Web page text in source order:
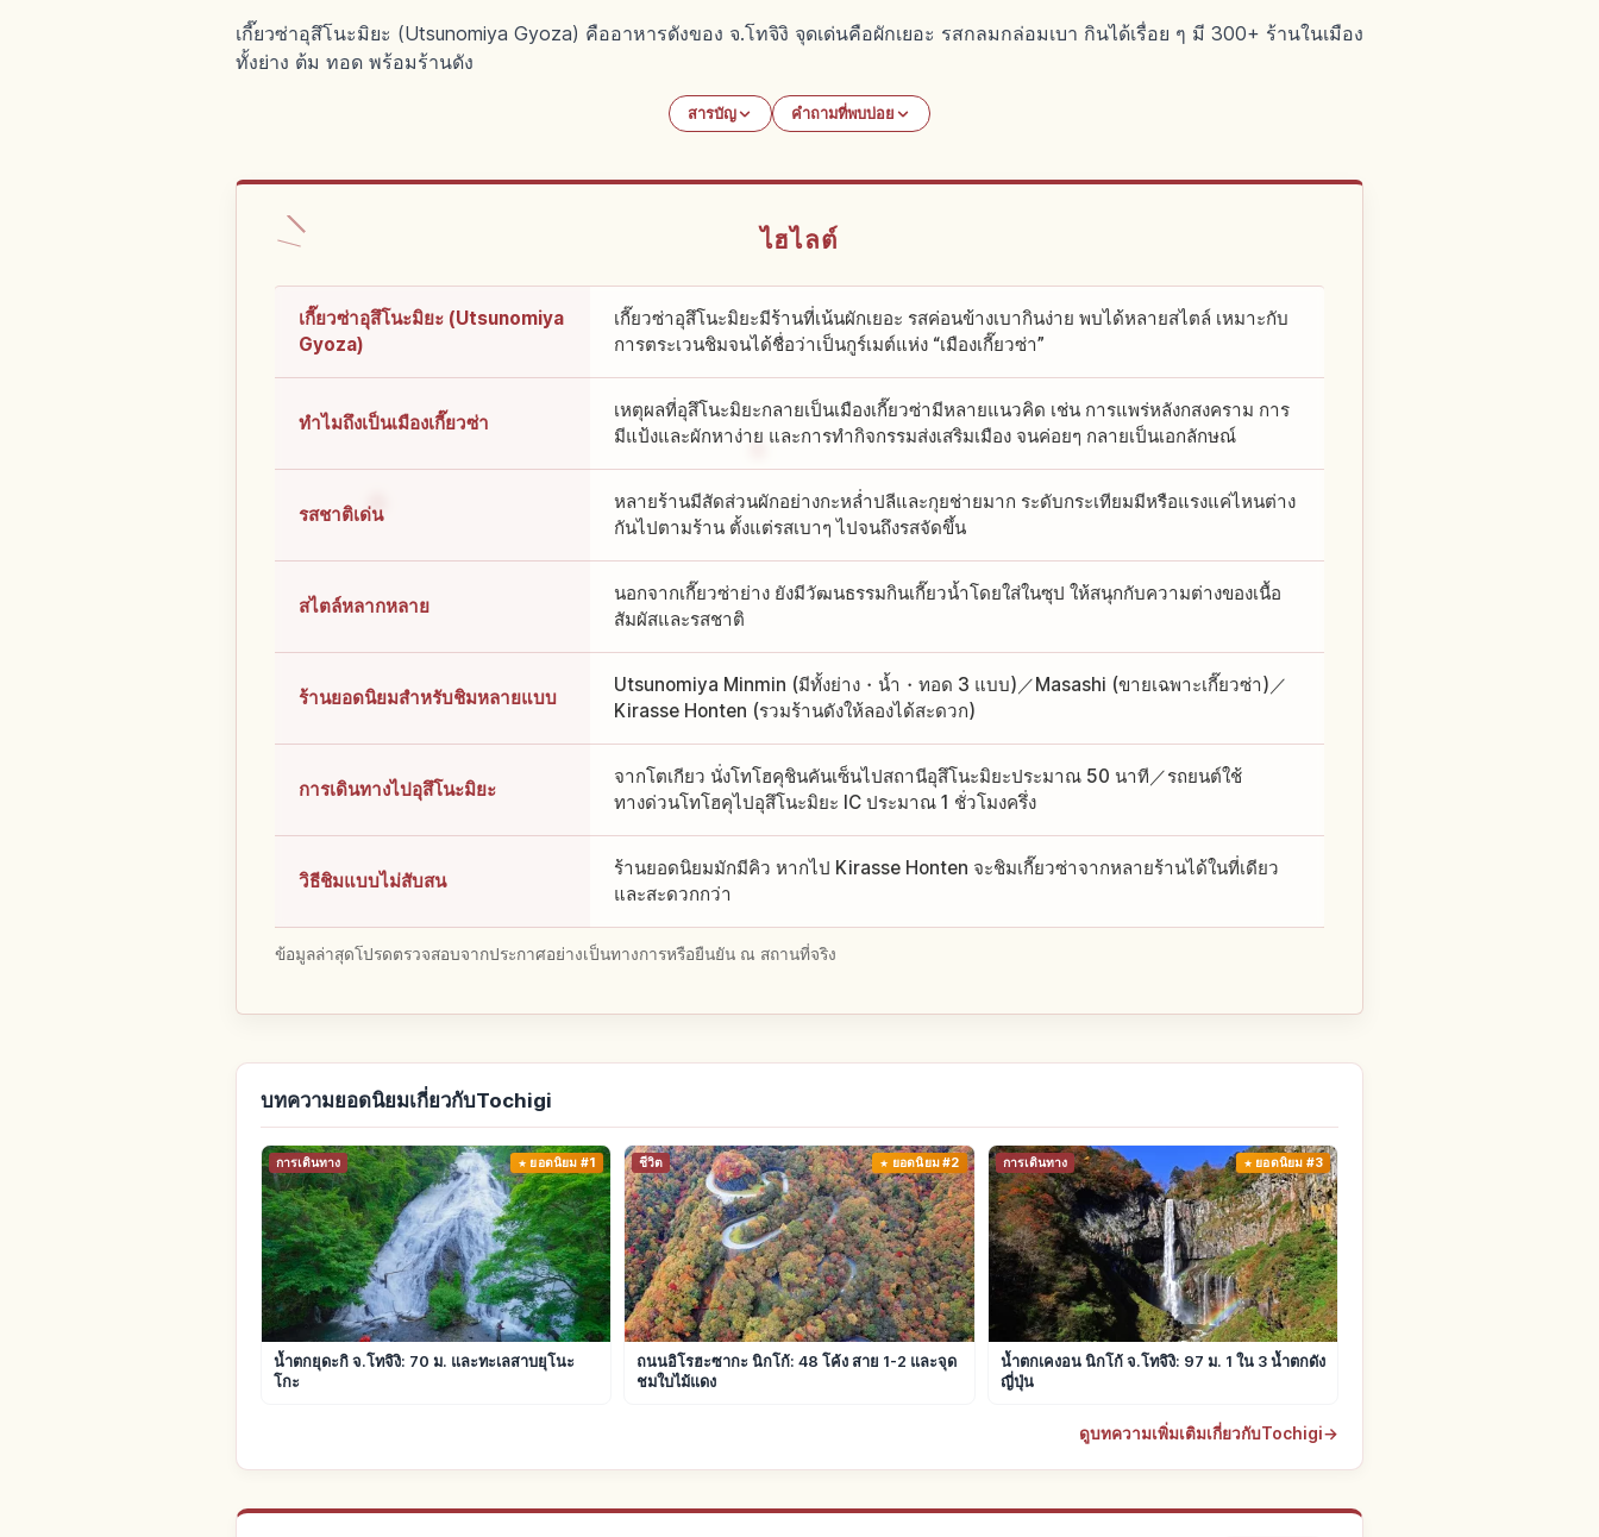
เกี๊ยวซ่าอุสึโนะมิยะ (Utsunomiya Gyoza) คืออาหารดังของ จ.โทจิงิ จุดเด่นคือผักเยอะ รสกลมกล่อมเบา กินได้เรื่อย ๆ มี 300+ ร้านในเมือง
ทั้งย่าง ต้ม ทอด พร้อมร้านดัง
สารบัญ คำถามที่พบบ่อย
ไฮไลต์
เกี๊ยวซ่าอุสึโนะมิยะ (Utsunomiya
Gyoza)
เกี๊ยวซ่าอุสึโนะมิยะมีร้านที่เน้นผักเยอะ รสค่อนข้างเบากินง่าย พบได้หลายสไตล์ เหมาะกับ
การตระเวนชิมจนได้ชื่อว่าเป็นกูร์เมต์แห่ง “เมืองเกี๊ยวซ่า”
ทำไมถึงเป็นเมืองเกี๊ยวซ่า
เหตุผลที่อุสึโนะมิยะกลายเป็นเมืองเกี๊ยวซ่ามีหลายแนวคิด เช่น การแพร่หลังกสงคราม การ
มีแป้งและผักหาง่าย และการทำกิจกรรมส่งเสริมเมือง จนค่อยๆ กลายเป็นเอกลักษณ์
รสชาติเด่น
หลายร้านมีสัดส่วนผักอย่างกะหล่ำปลีและกุยช่ายมาก ระดับกระเทียมมีหรือแรงแค่ไหนต่าง
กันไปตามร้าน ตั้งแต่รสเบาๆ ไปจนถึงรสจัดขึ้น
สไตล์หลากหลาย
นอกจากเกี๊ยวซ่าย่าง ยังมีวัฒนธรรมกินเกี๊ยวน้ำโดยใส่ในซุป ให้สนุกกับความต่างของเนื้อ
สัมผัสและรสชาติ
ร้านยอดนิยมสำหรับชิมหลายแบบ
Utsunomiya Minmin (มีทั้งย่าง・น้ำ・ทอด 3 แบบ)／Masashi (ขายเฉพาะเกี๊ยวซ่า)／
Kirasse Honten (รวมร้านดังให้ลองได้สะดวก)
การเดินทางไปอุสึโนะมิยะ
จากโตเกียว นั่งโทโฮคุชินคันเซ็นไปสถานีอุสึโนะมิยะประมาณ 50 นาที／รถยนต์ใช้
ทางด่วนโทโฮคุไปอุสึโนะมิยะ IC ประมาณ 1 ชั่วโมงครึ่ง
วิธีชิมแบบไม่สับสน
ร้านยอดนิยมมักมีคิว หากไป Kirasse Honten จะชิมเกี๊ยวซ่าจากหลายร้านได้ในที่เดียว
และสะดวกกว่า
ข้อมูลล่าสุดโปรดตรวจสอบจากประกาศอย่างเป็นทางการหรือยืนยัน ณ สถานที่จริง
บทความยอดนิยมเกี่ยวกับTochigi
การเดินทาง ยอดนิยม #1
น้ำตกยุดะกิ จ.โทจิงิ: 70 ม. และทะเลสาบยุโนะ
โกะ
ชีวิต ยอดนิยม #2
ถนนอิโรฮะซากะ นิกโก้: 48 โค้ง สาย 1-2 และจุด
ชมใบไม้แดง
การเดินทาง ยอดนิยม #3
น้ำตกเคงอน นิกโก้ จ.โทจิงิ: 97 ม. 1 ใน 3 น้ำตกดัง
ญี่ปุ่น
ดูบทความเพิ่มเติมเกี่ยวกับTochigi→